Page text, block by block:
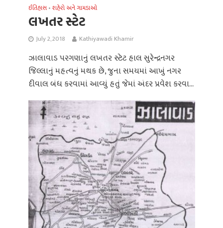
ઈતિહાસ • શહેરો અને ગામડાઓ
લખતર સ્ટેટ
July 2, 2018 Kathiyawadi Khamir
ઝાલાવાડ પરગણાનું લખતર સ્ટેટ હાલ સુરેન્દ્રનગર
જિલ્લાનું મહત્વનું મથક છે, જુના સમયમાં આખું નગર
દીવાલ બંધ કરવામાં આવ્યું હતું જેમાં અંદર પ્રવેશ કરવા...